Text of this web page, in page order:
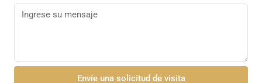
Envíe una solicitud de visita